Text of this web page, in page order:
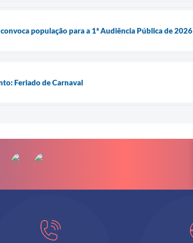
população para a 1ª Audiência Pública de 2026
Feriado de Carnaval